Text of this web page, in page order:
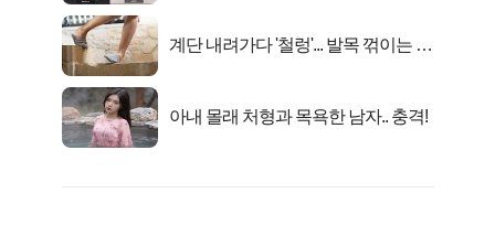
계단 내려가다 '철렁'... 발목 꺾이는 이
아내 몰래 처형과 목욕한 남자.. 충격!